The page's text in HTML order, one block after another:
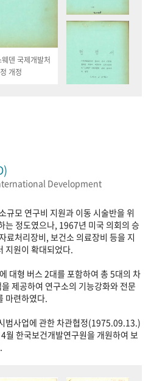
덴 국제개발처
개정
Development
규모 연구비 지원과 이동 시술반을 위
는 정도였으나, 1967년 미국 의회의 승
료처리장비, 보건소 의료장비 등을 지
지원이 확대되었다.
대형 버스 2대를 포함하여 총 5대의 차
제공하여 연구소의 기능강화와 전문
마련하였다.
범사업에 관한 차관협정(1975.09.13.)
월 한국보건개발연구원을 개원하여 보